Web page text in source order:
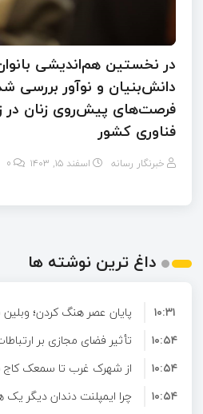
در نخستین هم‌اندیشی
دانش‌بنیان و نوآور بررسی
فرصت‌های پیش‌روی زنان در
فناوری کشور
خبرنگار رسانه اسفند ۱۵, ۱۴۰۳ 0
داغ ترین نوشته ها
پایان عصر هنگ کردن؛
محتوای حرفه ای ارتقا پیدا
۱۰:۳۱
تأثیر فضای مجازی بر
برای تعامل و آشنایی در
۱۰:۵۴
از شهرک غرب تا سمعک کاج
شنیدن دوباره در غرب تهران
۱۰:۵۴
چرا ایمپلنت دندان دیگر
۱۰:۵۴